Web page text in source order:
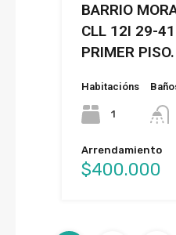
BARRIO
CLL 12I 29-
PRIMER PISO.
Habitacións
1
Arrendamiento
$400.000